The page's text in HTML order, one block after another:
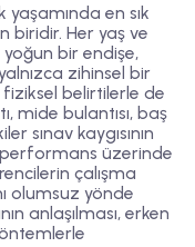
yaşamında en sık
biridir. Her yaş ve
yoğun bir endişe,
zihinsel bir
belirtilerle de
mide bulantısı, baş
sınav kaygısının
üzerinde
çalışma
olumsuz yönde
anlaşılması, erken